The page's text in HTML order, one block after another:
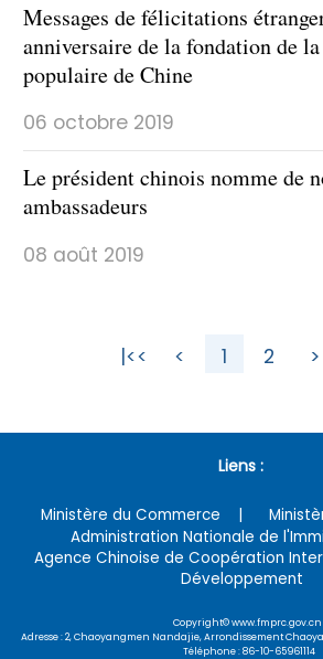
Messages de félicitations
anniversaire de la fondation de
populaire de Chine
06 octobre 2019
Le président chinois nomme de
ambassadeurs
08 août 2019
|<< < 1 2 >
Liens :
Ministère du Commerce
Administration Nationale de
Agence Chinoise de Coopération
Développement
Copyright© www.fmprc.gov.cn
Adresse : 2, Chaoyangmen Nandajie, Arrondissement
Téléphone : 86-10-65961114